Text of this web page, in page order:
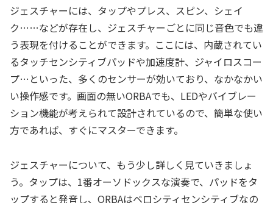
ジェスチャーには、タップやプレス、スピン、シェイ
ク……などが存在し、ジェスチャーごとに同じ音色でも違
う表現を付けることができます。ここには、内蔵されてい
るタッチセンシティブパッドや加速度計、ジャイロスコー
プ…といった、多くのセンサーが効いており、なかなかい
い操作感です。画面の無いORBAでも、LEDやバイブレー
ション機能が考えられて設計されているので、簡単な使い
方であれば、すぐにマスターできます。
ジェスチャーについて、もう少し詳しく見ていきましょ
う。タップは、1番オーソドックスな演奏で、パッドをタ
ップすると発音し、ORBAはベロシティセンシティブなの